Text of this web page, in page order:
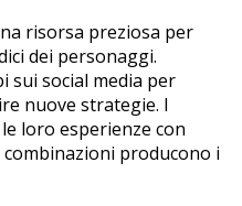
risorsa preziosa per
dei personaggi.
sui social media per
nuove strategie. I
loro esperienze con
producono i